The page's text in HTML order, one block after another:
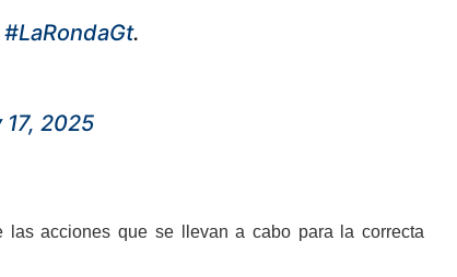
#LaRondaGt.
2025
las acciones que se llevan a cabo para la correcta